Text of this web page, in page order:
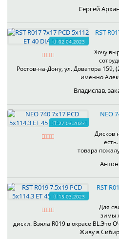
Сергей
02.04.2023
RST
Хочу
Ростов-на-Дону, ул. Доватора
именно
Владислав,
27.03.2023
NEO
Дисков
товара
Антон
15.03.2023
RST
Для
зимы
диски. Взяла R019 в окрасе BL.Это
Живу в